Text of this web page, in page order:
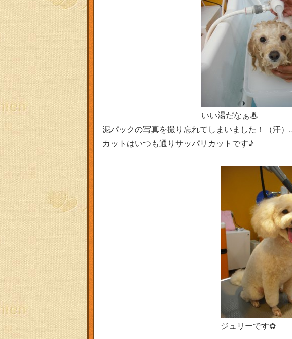
いい湯だなぁ♨
泥パックの写真を撮り忘れてしまいました！（汗）
カットはいつも通りサッパリカットです♪
ジュリーです✿